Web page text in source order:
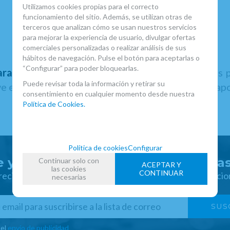
clarinete en Lade la marca Buffet,
en la respuesta final del instrumento y puede
y disfruta de ventajas y
las novedades y disfruta de descuentos y
envío de publicidad
Utilizamos cookies propias para el correcto
funcionamiento del sitio. Además, se utilizan otras de
terceros que analizan cómo se usan nuestros servicios
para mejorar la experiencia de usuario, divulgar ofertas
comerciales personalizadas o realizar análisis de sus
hábitos de navegación. Pulse el botón para aceptarlas o
“Configurar” para poder bloquearlas.
Puede revisar toda la información y retirar su
consentimiento en cualquier momento desde nuestra
Política de Cookies.
Política de cookiesConfigurar
Continuar solo con
las cookies
necesarias
ACEPTAR Y
CONTINUAR